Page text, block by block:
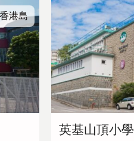
香港島
英基山頂小學